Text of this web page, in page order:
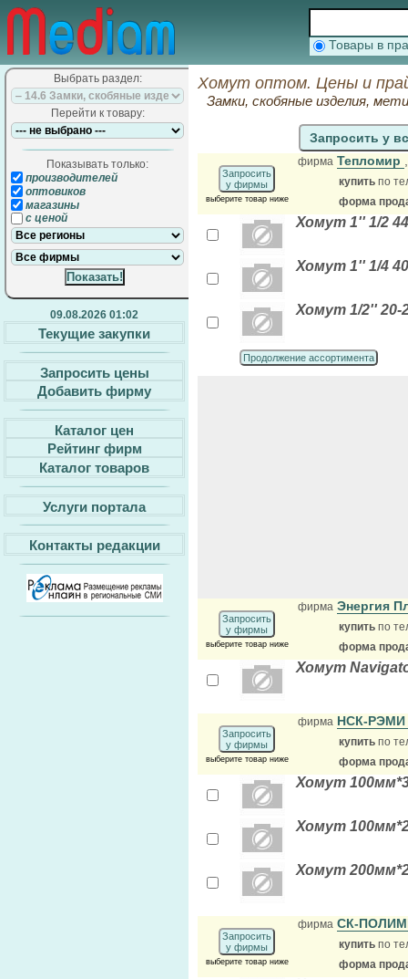
Товары в
Выбрать раздел:
Перейти к товару:
Показывать только:
производителей
оптовиков
магазины
с ценой
09.08.2026 01:02
Текущие закупки
Запросить цены
Добавить фирму
Каталог цен
Рейтинг фирм
Каталог товаров
Услуги портала
Контакты редакции
Хомут оптом. Цены и
Замки, скобяные изделия,
Запросить у
Запросить
у фирмы
выберите товар ниже
фирма Тепломир
купить по
форма
Хомут 1'' 1/2
Хомут 1'' 1/4
Хомут 1/2'' 20-
Продолжение ассортимента
Запросить
у фирмы
выберите товар ниже
фирма Энергия
купить по
форма
Хомут
Запросить
у фирмы
выберите товар ниже
фирма НСК-РЭМИ
купить по
форма
Хомут
Хомут
Хомут
Запросить
у фирмы
выберите товар ниже
фирма СК-
купить по
форма